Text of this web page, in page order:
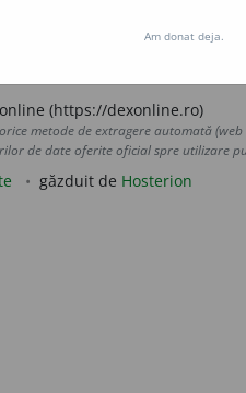
(https://dexonline.ro)
metode de extragere automată
de date oferite oficial spre utilizare
găzduit de Hosterion
Am donat deja.